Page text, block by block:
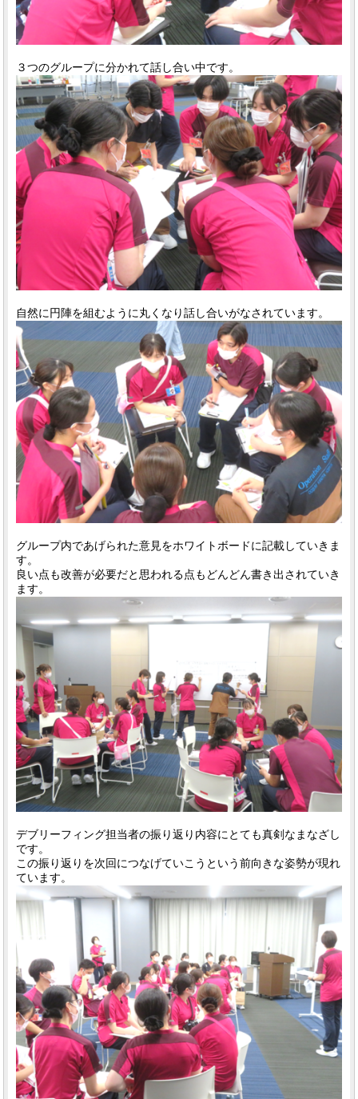
３つのグループに分かれて話し合い中です。
自然に円陣を組むように丸くなり話し合いがなされています。
グループ内であげられた意見をホワイトボードに記載していきま
す。
良い点も改善が必要だと思われる点もどんどん書き出されていき
ます。
デブリーフィング担当者の振り返り内容にとても真剣なまなざし
です。
この振り返りを次回につなげていこうという前向きな姿勢が現れ
ています。